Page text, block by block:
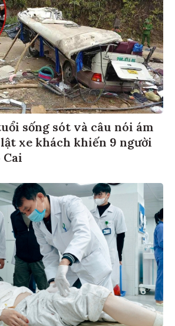
sống sót và câu nói ám
xe khách khiến 9 người